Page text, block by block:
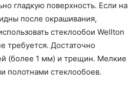
гладкую поверхность. Если на
после окрашивания,
стеклообои Wellton
требуется. Достаточно
(более 1 мм) и трещин. Мелкие
полотнами стеклообоев.